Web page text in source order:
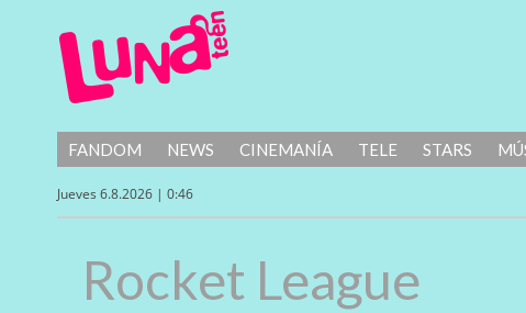
FANDOM NEWS CINEMANÍA TELE STARS
Jueves 6.8.2026 | 0:46
Rocket League